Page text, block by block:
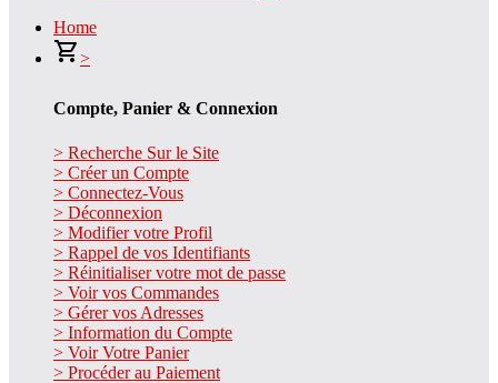
Home
>
Compte, Panier & Connexion
> Recherche Sur le Site
> Créer un Compte
> Connectez-Vous
> Déconnexion
> Modifier votre Profil
> Rappel de vos Identifiants
> Réinitialiser votre mot de passe
> Voir vos Commandes
> Gérer vos Adresses
> Information du Compte
> Voir Votre Panier
> Procéder au Paiement